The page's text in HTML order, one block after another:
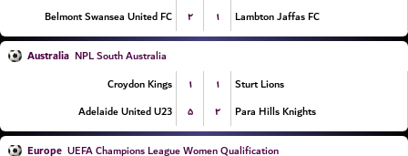
Belmont Swansea United FC
۲ ۱ Lambton Jaffas FC
Australia NPL South Australia
Croydon Kings
۱ ۱
Sturt Lions
Adelaide United U23
۵ ۲ Para Hills Knights
Europe UEFA Champions League Women Qualification